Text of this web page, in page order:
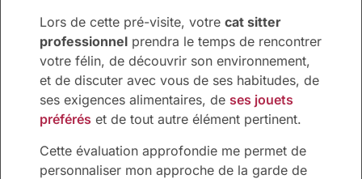
Lors de cette pré-visite, votre cat sitter
professionnel prendra le temps de rencontrer
votre félin, de découvrir son environnement,
et de discuter avec vous de ses habitudes, de
ses exigences alimentaires, de ses jouets
préférés et de tout autre élément pertinent.
Cette évaluation approfondie me permet de
personnaliser mon approche de la garde de